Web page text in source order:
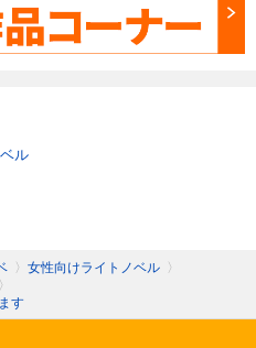
ル
〉 女性向けライトノベル 〉
〉
す